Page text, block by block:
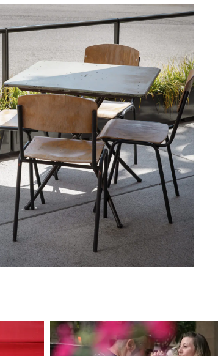
À NOTRE NEWSLETTER.
ENVOYER
.
MENTIONS
LÉGALES
COOKIES
POLITIQUE DE
CONFIDENTIALITÉ
CANAL ÉTHIQUE
CRÉDITS